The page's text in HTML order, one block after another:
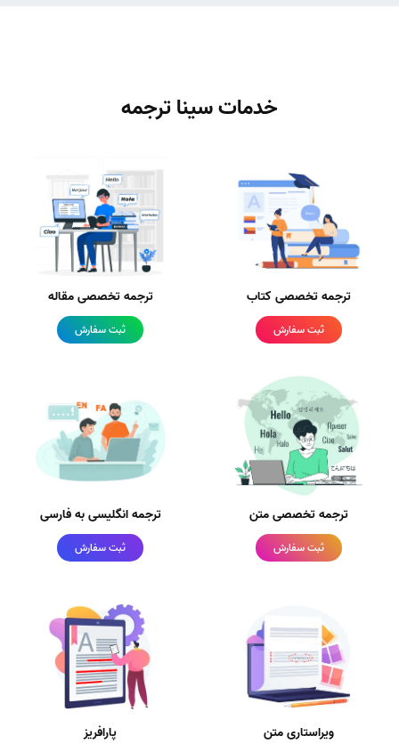
خدمات سینا ترجمه
ترجمه تخصصی کتاب
ثبت سفارش
ترجمه تخصصی مقاله
ثبت سفارش
ترجمه تخصصی متن
ثبت سفارش
ترجمه انگلیسی به فارسی
ثبت سفارش
ویراستاری متن پارافریز